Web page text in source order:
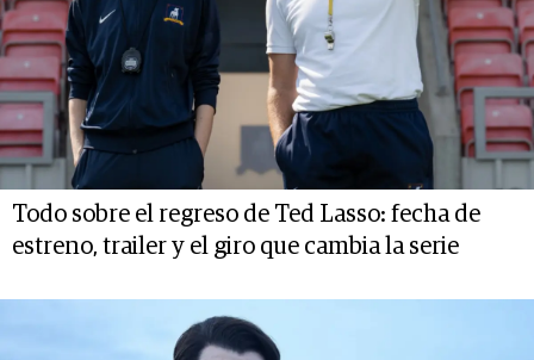
Todo sobre el regreso de Ted Lasso: fecha de
estreno, trailer y el giro que cambia la serie